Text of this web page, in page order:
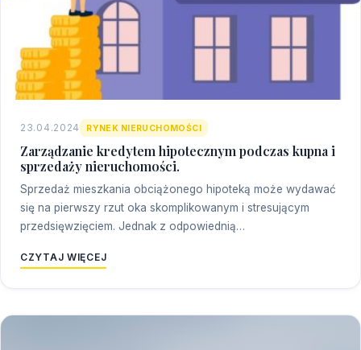
23.04.2024 RYNEK NIERUCHOMOŚCI
Zarządzanie kredytem hipotecznym podczas kupna i
sprzedaży nieruchomości.
Sprzedaż mieszkania obciążonego hipoteką może wydawać
się na pierwszy rzut oka skomplikowanym i stresującym
przedsięwzięciem. Jednak z odpowiednią…
CZYTAJ WIĘCEJ